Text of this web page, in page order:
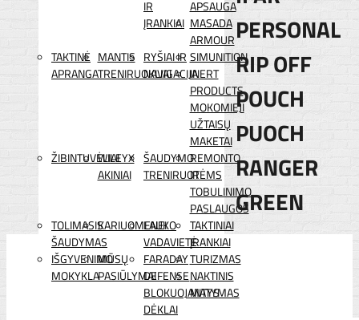
IR
ĮRANKIAI
APSAUGA
MASADA
ARMOUR
TAKTINĖ
APRANGA
MANTIS
TRENIRUOKLIAI
RYŠIAI IR
NAVIGACIJA
SIMUNITION
INERT
PRODUCTS
MOKOMIEJI
UŽTAISŲ
MAKETAI
ŽIBINTUVĖLIAI
WILEYX
AKINIAI
ŠAUDYMO
TRENIRUOTĖMS
REMONTO
IR
TOBULINIMO
PASLAUGOS
TOLIMASIS
ŠAUDYMAS
KARIUOMENEI
LAUKO
VADAVIETĖ
TAKTINIAI
ĮRANKIAI
IŠGYVENIMO
MOKYKLA
MŪSŲ
PASIŪLYMAI
FARADAY
DEFENSE
BLOKUOJANTYS
DĖKLAI
TURIZMAS
NAKTINIS
MATYMAS
PERSONAL
RIP OFF
POUCH
PUOCH
RANGER
GREEN